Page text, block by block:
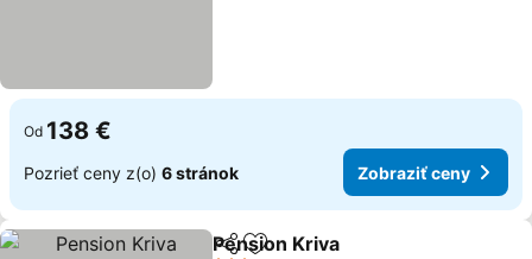
Od 138 €
Pozrieť ceny z(o) 6 stránok Zobraziť ceny
Zdieľať
Pension Kriva